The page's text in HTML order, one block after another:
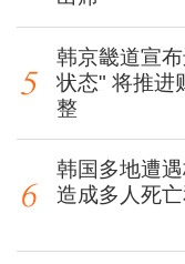
韩京畿道宣
状态" 将推进
整
韩国多地遭
造成多人死